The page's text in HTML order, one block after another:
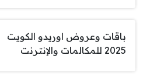
باقات وعروض اوريدو الكويت
2025 للمكالمات والإنترنت